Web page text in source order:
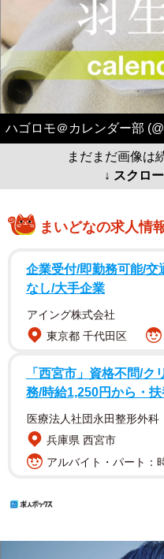
ハゴロモ＠カレンダー部
まだまだ画像は
↓ スクロ
まいどなの求人情
企業受付/即勤務可能/交
なし/大手企業
アイング株式会社
東京都 千代田区
「西宮市」資格不問/
務/時給1,250円から・
医療法人社団永田整形外科
兵庫県 西宮市
アルバイト・パート：